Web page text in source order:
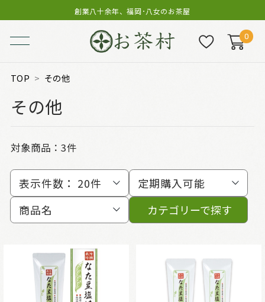
創業八十余年、福岡･八女のお茶屋
0
TOP その他
その他
対象商品： 3件
表示件数： 20件
定期購入可能
商品名
カテゴリーで探す